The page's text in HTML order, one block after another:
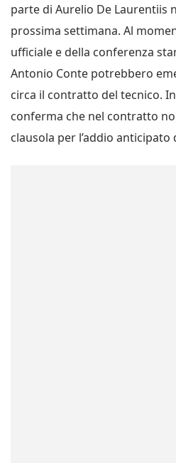
parte di Aurelio De Laurentiis
prossima settimana. Al
ufficiale e della conferenza
Antonio Conte potrebbero
circa il contratto del tecnico.
conferma che nel contratto
clausola per l’addio anticipato